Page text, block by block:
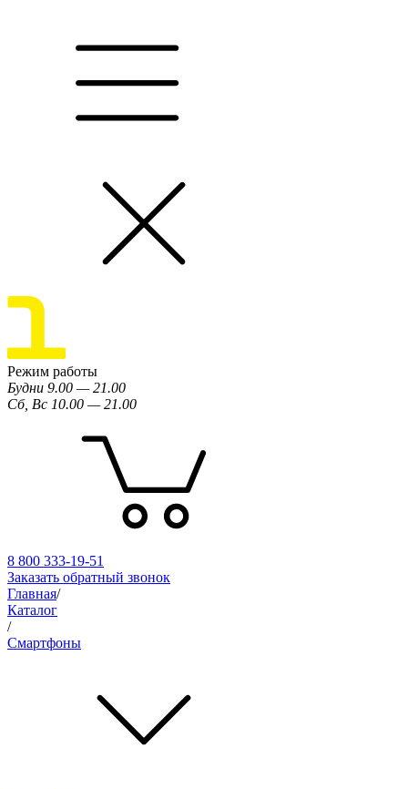
Режим работы
Будни 9.00 — 21.00
Сб, Вс 10.00 — 21.00
8 800 333-19-51
Заказать обратный звонок
Главная/
Каталог
/
Смартфоны